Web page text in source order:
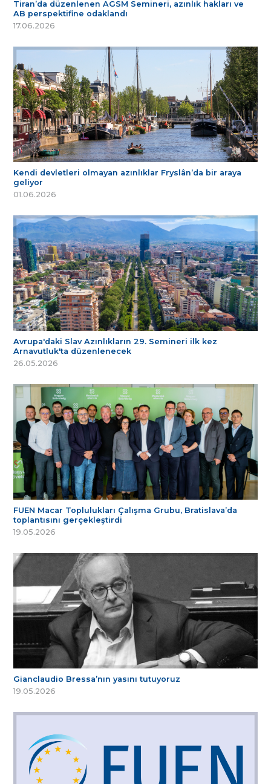
Tiran’da düzenlenen AGSM Semineri, azınlık hakları ve
AB perspektifine odaklandı
17.06.2026
Kendi devletleri olmayan azınlıklar Fryslân’da bir araya
geliyor
01.06.2026
Avrupa'daki Slav Azınlıkların 29. Semineri ilk kez
Arnavutluk'ta düzenlenecek
26.05.2026
FUEN Macar Toplulukları Çalışma Grubu, Bratislava’da
toplantısını gerçekleştirdi
19.05.2026
Gianclaudio Bressa’nın yasını tutuyoruz
19.05.2026